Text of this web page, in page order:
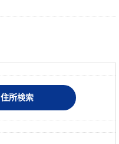
住所検索